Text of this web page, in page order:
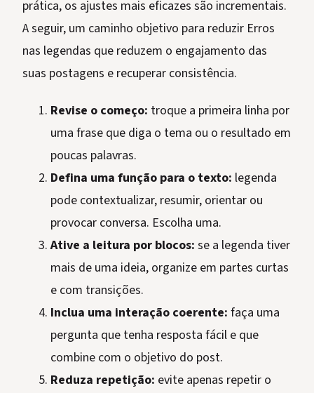
prática, os ajustes mais eficazes são incrementais.
A seguir, um caminho objetivo para reduzir Erros
nas legendas que reduzem o engajamento das
suas postagens e recuperar consistência.
Revise o começo: troque a primeira linha por
uma frase que diga o tema ou o resultado em
poucas palavras.
Defina uma função para o texto: legenda
pode contextualizar, resumir, orientar ou
provocar conversa. Escolha uma.
Ative a leitura por blocos: se a legenda tiver
mais de uma ideia, organize em partes curtas
e com transições.
Inclua uma interação coerente: faça uma
pergunta que tenha resposta fácil e que
combine com o objetivo do post.
Reduza repetição: evite apenas repetir o